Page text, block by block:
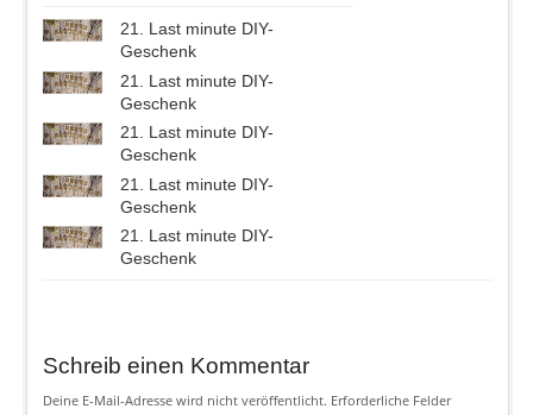
21. Last minute DIY-
Geschenk
21. Last minute DIY-
Geschenk
21. Last minute DIY-
Geschenk
21. Last minute DIY-
Geschenk
21. Last minute DIY-
Geschenk
Schreib einen Kommentar
Deine E-Mail-Adresse wird nicht veröffentlicht. Erforderliche Felder